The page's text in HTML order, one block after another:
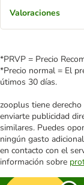
Valoraciones
*PRVP = Precio
*Precio normal = El
útimos 30 días.
zooplus tiene
enviarte publicidad
similares. Puedes
ningún gasto
en contacto con el
información sobre